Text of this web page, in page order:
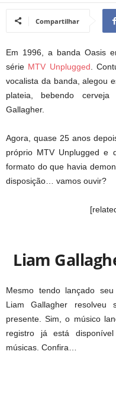
Compartilhar
Em 1996, a banda Oasis
série MTV Unplugged .
vocalista da banda, alegou
plateia, bebendo
Gallagher.
Agora, quase 25 anos
próprio MTV Unplugged e
formato do que havia
disposição… vamos ouvir?
Liam
Mesmo tendo lançado
Liam Gallagher
presente. Sim, o músico
registro já está
músicas. Confira…